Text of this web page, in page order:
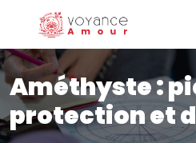
Améthyste :
protection et